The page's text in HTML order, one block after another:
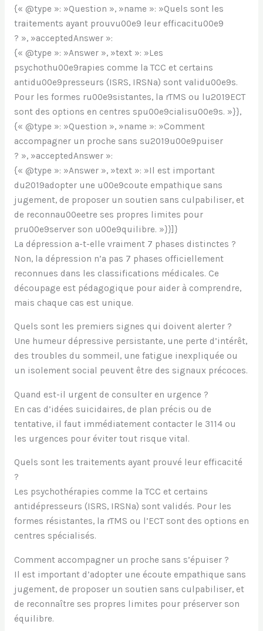
{« @type »: »Question », »name »: »Quels sont les
traitements ayant prouvu00e9 leur efficacitu00e9
? », »acceptedAnswer »:
{« @type »: »Answer », »text »: »Les
psychothu00e9rapies comme la TCC et certains
antidu00e9presseurs (ISRS, IRSNa) sont validu00e9s.
Pour les formes ru00e9sistantes, la rTMS ou lu2019ECT
sont des options en centres spu00e9cialisu00e9s. »}},
{« @type »: »Question », »name »: »Comment
accompagner un proche sans su2019u00e9puiser
? », »acceptedAnswer »:
{« @type »: »Answer », »text »: »Il est important
du2019adopter une u00e9coute empathique sans
jugement, de proposer un soutien sans culpabiliser, et
de reconnau00eetre ses propres limites pour
pru00e9server son u00e9quilibre. »}}]}
La dépression a-t-elle vraiment 7 phases distinctes ?
Non, la dépression n’a pas 7 phases officiellement
reconnues dans les classifications médicales. Ce
découpage est pédagogique pour aider à comprendre,
mais chaque cas est unique.
Quels sont les premiers signes qui doivent alerter ?
Une humeur dépressive persistante, une perte d’intérêt,
des troubles du sommeil, une fatigue inexpliquée ou
un isolement social peuvent être des signaux précoces.
Quand est-il urgent de consulter en urgence ?
En cas d’idées suicidaires, de plan précis ou de
tentative, il faut immédiatement contacter le 3114 ou
les urgences pour éviter tout risque vital.
Quels sont les traitements ayant prouvé leur efficacité
?
Les psychothérapies comme la TCC et certains
antidépresseurs (ISRS, IRSNa) sont validés. Pour les
formes résistantes, la rTMS ou l’ECT sont des options en
centres spécialisés.
Comment accompagner un proche sans s’épuiser ?
Il est important d’adopter une écoute empathique sans
jugement, de proposer un soutien sans culpabiliser, et
de reconnaître ses propres limites pour préserver son
équilibre.